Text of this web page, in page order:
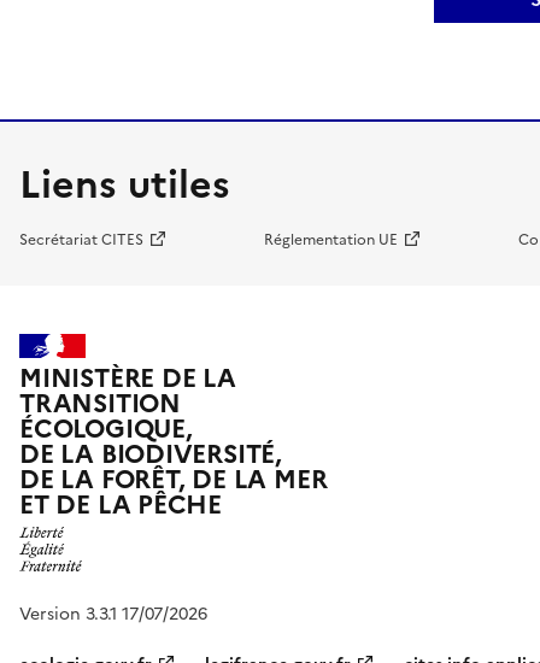
Liens utiles
Secrétariat CITES Réglementation UE
MINISTÈRE DE LA
TRANSITION
ÉCOLOGIQUE,
DE LA BIODIVERSITÉ,
DE LA FORÊT, DE LA MER
ET DE LA PÊCHE
Version 3.3.1 17/07/2026